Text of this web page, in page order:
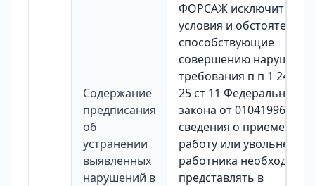
Содержание
предписания
об
устранении
выявленных
нарушений в
ФОРСАЖ исключить
условия и
способствующие
совершению нарушения
требования п п 1 24 пп
25 ст 11 Федерального
закона от 01041996 N
сведения о приеме на
работу или увольнении
работника необходимо
представлять в